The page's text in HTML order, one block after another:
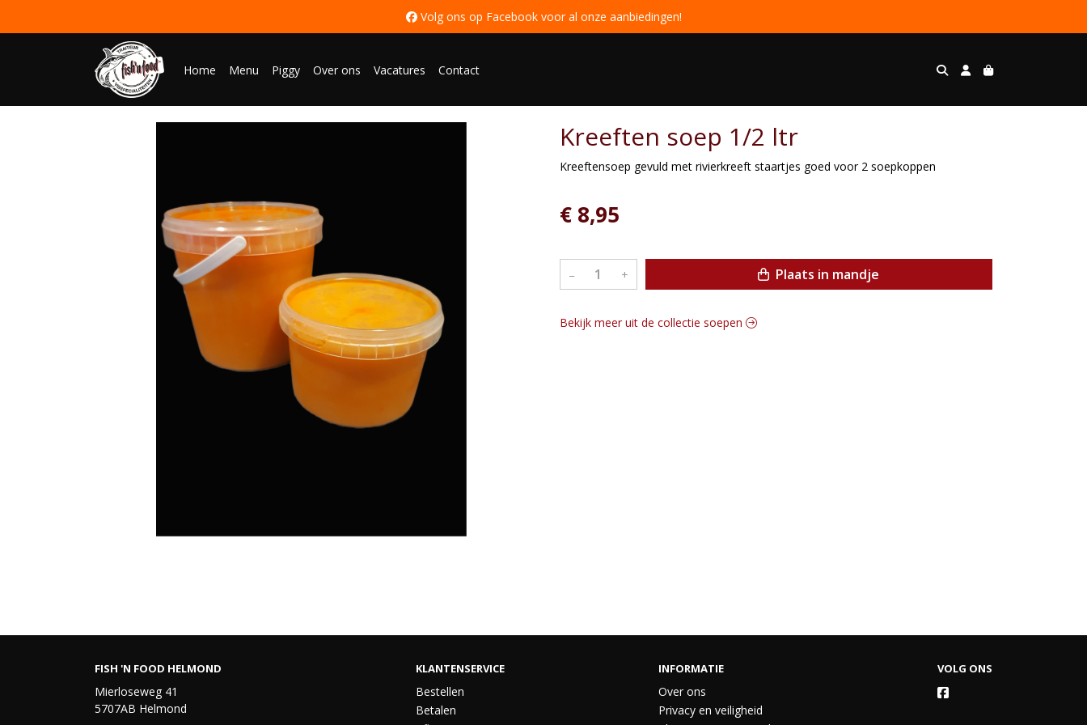
 Volg ons op Facebook voor al onze aanbiedingen!
Home Menu Piggy Over ons Vacatures Contact
Kreeften soep 1/2 ltr
Kreeftensoep gevuld met rivierkreeft staartjes goed voor 2 soepkoppen
€ 8,95
– + Plaats in mandje
Bekijk meer uit de collectie soepen
FISH 'N FOOD HELMOND
Mierloseweg 41
5707AB Helmond
KLANTENSERVICE
Bestellen
Betalen
INFORMATIE
Over ons
Privacy en veiligheid
VOLG ONS